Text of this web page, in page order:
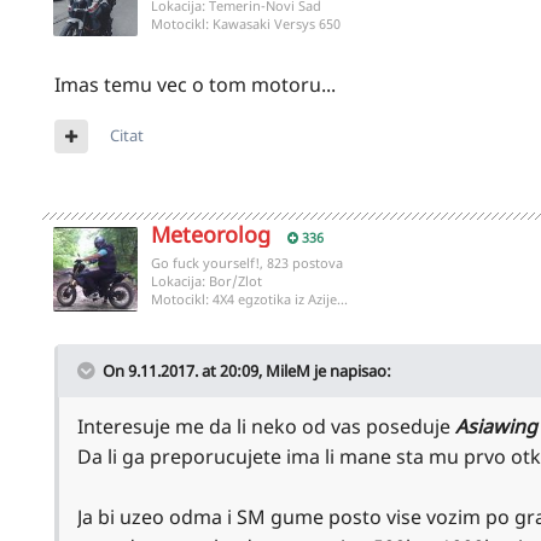
Lokacija: Temerin-Novi Sad
Motocikl: Kawasaki Versys 650
Imas temu vec o tom motoru...
Citat
Meteorolog
336
Go fuck yourself!, 823 postova
Lokacija: Bor/Zlot
Motocikl: 4X4 egzotika iz Azije...
On 9.11.2017. at 20:09, MileM je napisao:
Interesuje me da li neko od vas poseduje
Da li ga preporucujete ima li mane sta mu prvo
Ja bi uzeo odma i SM gume posto vise vozim po